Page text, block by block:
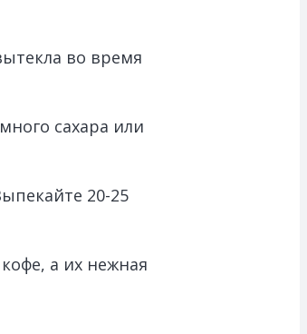
во время
сахара или
20-25
а их нежная